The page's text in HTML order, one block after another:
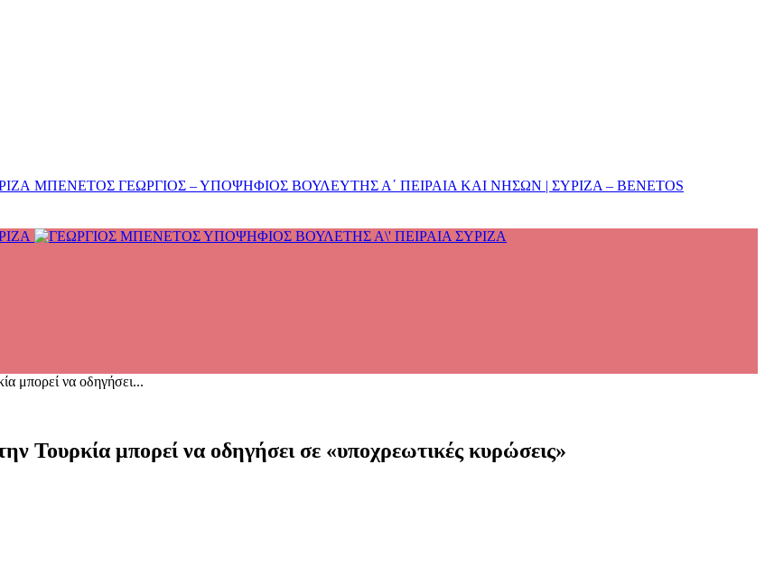
ΜΠΕΝΕΤΟΣ ΓΕΩΡΓΙΟΣ – ΥΠΟΨΗΦΙΟΣ ΒΟΥΛΕΥΤΗΣ Α΄ ΠΕΙΡΑΙΑ ΚΑΙ ΝΗΣΩΝ | ΣΥΡΙΖΑ – BENETOS
μπορεί να οδηγήσει...
μπορεί να οδηγήσει σε «υποχρεωτικές κυρώσεις»